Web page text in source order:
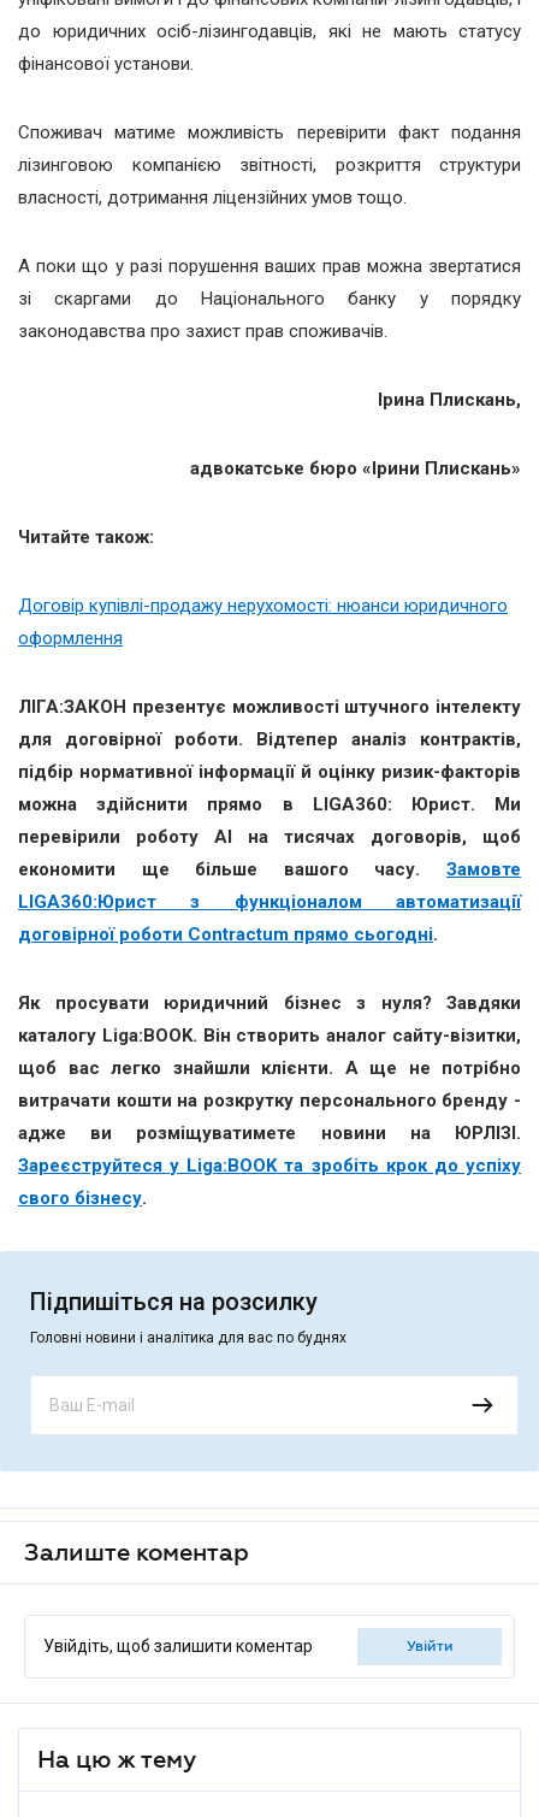
до юридичних осіб-лізингодавців, які не мають статусу
фінансової установи.
Споживач матиме можливість перевірити факт подання
лізинговою компанією звітності, розкриття структури
власності, дотримання ліцензійних умов тощо.
А поки що у разі порушення ваших прав можна звертатися
зі скаргами до Національного банку у порядку
законодавства про захист прав споживачів.
Ірина Плискань,
адвокатське бюро «Ірини Плискань»
Читайте також:
Договір купівлі-продажу нерухомості: нюанси юридичного
оформлення
ЛІГА:ЗАКОН презентує можливості штучного інтелекту
для договірної роботи. Відтепер аналіз контрактів,
підбір нормативної інформації й оцінку ризик-факторів
можна здійснити прямо в LIGA360: Юрист. Ми
перевірили роботу AI на тисячах договорів, щоб
економити ще більше вашого часу. Замовте
LIGA360:Юрист з функціоналом автоматизації
договірної роботи Contractum прямо сьогодні.
Як просувати юридичний бізнес з нуля? Завдяки
каталогу Liga:BOOK. Він створить аналог сайту-візитки,
щоб вас легко знайшли клієнти. А ще не потрібно
витрачати кошти на розкрутку персонального бренду -
адже ви розміщуватимете новини на ЮРЛІЗІ.
Зареєструйтеся у Liga:BOOK та зробіть крок до успіху
свого бізнесу.
Підпишіться на розсилку
Головні новини і аналітика для вас по буднях
Залиште коментар
Увійдіть, щоб залишити коментар увійти
На цю ж тему